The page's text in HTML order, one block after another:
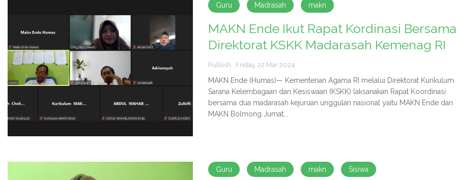
Guru Madrasah makn
MAKN Ende Ikut Rapat Kordinasi Bersama
Direktorat KSKK Madarasah Kemenag RI
Publish : Friday, 22 Mar 2024
MAKN Ende (Humas)— Kementerian Agama RI melalui Direktorat Kurikulum
Sarana Kelembagaan dan Kesiswaan (KSKK) laksanakan Rapat Koordinasi
bersama dua madarasah kejuruan unggulan nasional yaitu MAKN Ende dan
MAKN Bolmong Jumat,..
Guru Madrasah makn Sisiwa